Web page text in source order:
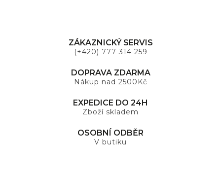
ZÁKAZNICKÝ SERVIS
(+420) 777 314 259
DOPRAVA ZDARMA
Nákup nad 2500Kč
EXPEDICE DO 24H
Zboží skladem
OSOBNÍ ODBĚR
V butiku